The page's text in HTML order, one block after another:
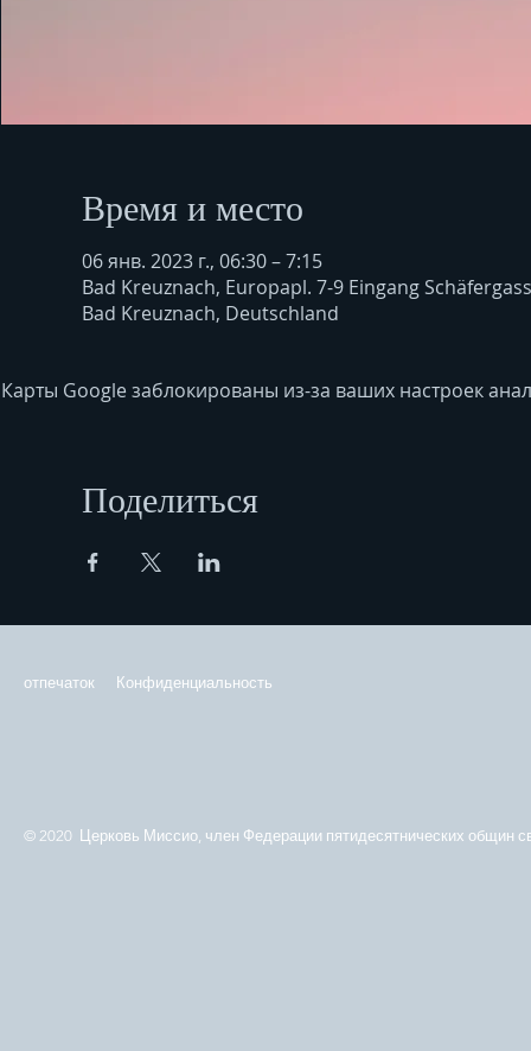
Время и место
06 янв. 2023 г., 06:30 – 7:15
Bad Kreuznach, Europapl. 7-9 Eingang
Bad Kreuznach, Deutschland
Карты Google заблокированы из-за ваших настроек
Поделиться
отпечаток Конфиденциальность
© 2020 Церковь Миссио, член Федерации пятидесятнических общин